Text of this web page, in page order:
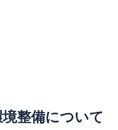
整備について